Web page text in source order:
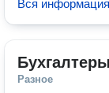
Вся информация
Бухгалтеры
Разное